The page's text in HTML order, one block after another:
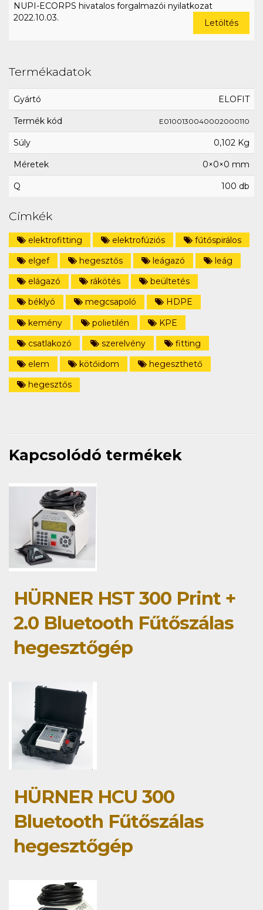
NUPI-ECORPS hivatalos forgalmazói nyilatkozat
2022.10.03.
Letöltés
Termékadatok
Gyártó ELOFIT
Termék kód E0100130040002000110
Súly 0,102 Kg
Méretek 0×0×0 mm
Q 100 db
Címkék
elektrofitting elektrofúziós
fűtőspirálos
elgef
hegesztős leágazó
leág
elágazó
rákötés
beültetés
béklyó
megcsapoló
HDPE
kemény
polietilén
KPE
csatlakozó
szerelvény
fitting
elem
kötőidom
hegeszthető
hegesztős
Kapcsolódó termékek
HÜRNER HST 300 Print +
2.0 Bluetooth Fűtőszálas
hegesztőgép
HÜRNER HCU 300
Bluetooth Fűtőszálas
hegesztőgép